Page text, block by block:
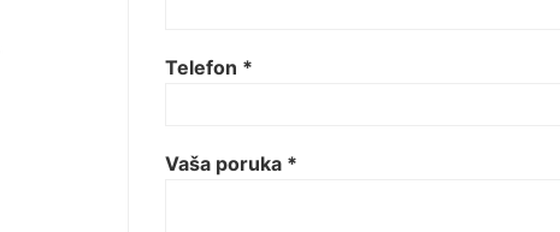
Telefon *
Vaša poruka *